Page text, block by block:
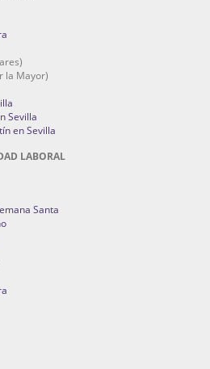
la Mayor)
Sevilla
en Sevilla
LABORAL
Santa